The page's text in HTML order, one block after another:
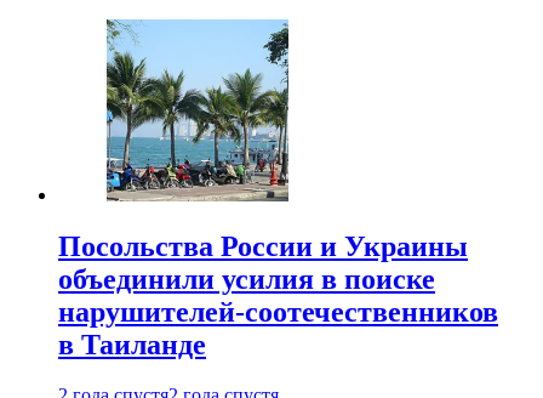
Посольства России и Украины
объединили усилия в поиске
нарушителей-соотечественников
в Таиланде